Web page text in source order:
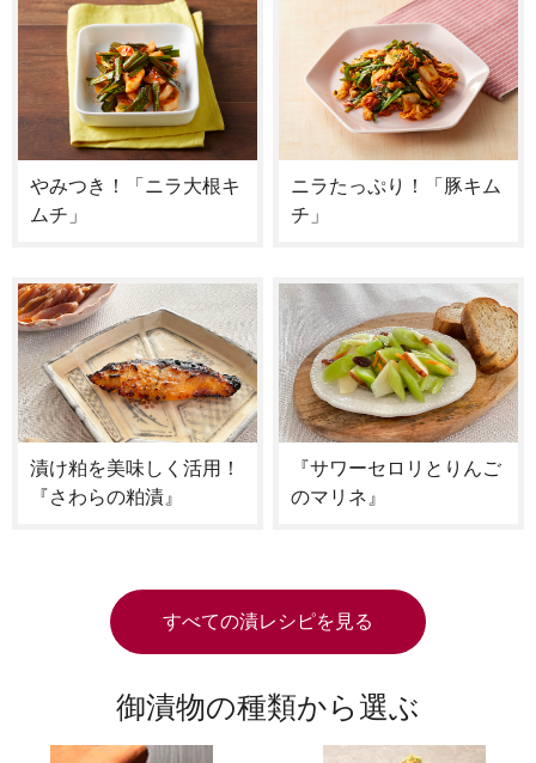
やみつき！「ニラ大根キ
ムチ」
ニラたっぷり！「豚キム
チ」
漬け粕を美味しく活用！
『さわらの粕漬』
『サワーセロリとりんご
のマリネ』
すべての漬レシピを見る
御漬物の種類から選ぶ